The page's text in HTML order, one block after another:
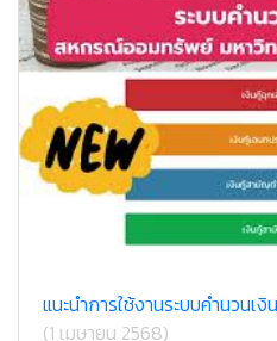
แนะนำการใช้งานระบบคำนวนเ
(1 เมษายน 2568)